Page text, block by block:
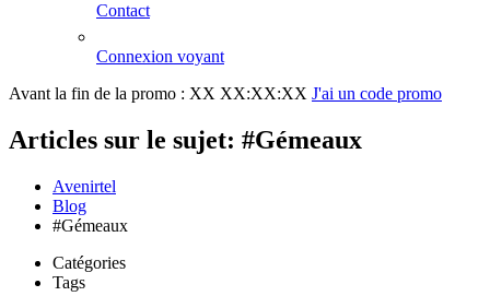
Contact
Connexion voyant
Avant la fin de la promo : XX XX:XX:XX J'ai un code promo
Articles sur le sujet: #Gémeaux
Avenirtel
Blog
#Gémeaux
Catégories
Tags